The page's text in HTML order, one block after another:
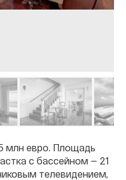
млн евро. Площадь
с бассейном — 21
телевидением,